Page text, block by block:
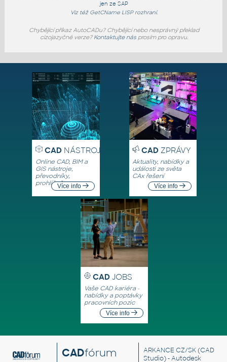
jen ze SAP
Viz též GetCNameLISP rozhraní.
Chybějící příkaz AutoCADu? Chybějící nebo nesprávný překlad
cizojazyčné verze? Kontaktujte násprosím pro opravu.
CADNÁSTROJE
Online CAD, BIM a
GIS nástroje,
převodníky,
prohlížečeVíce info
CADZPRÁVY
Aktuality, nabídky a
události ze světa
CAx řešení
Více info
CAD JOBS
Vaše CAD kariéra -
nabídky a poptávky
pracovních pozic
Více info
CADfórum ARKANCE CZ/SK(CAD
Studio) - Autodesk